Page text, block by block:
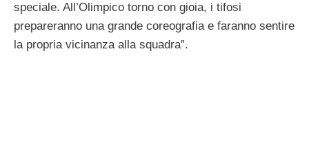
speciale. All’Olimpico torno con gioia, i tifosi
prepareranno una grande coreografia e faranno sentire
la propria vicinanza alla squadra”.